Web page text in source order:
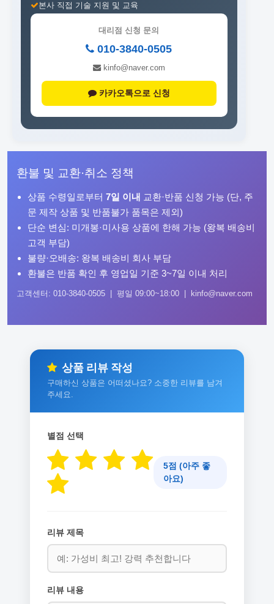
본사 직접 기술 지원 및 교육
대리점 신청 문의
010-3840-0505
kinfo@naver.com
카카오톡으로 신청
환불 및 교환·취소 정책
상품 수령일로부터 7일 이내 교환·반품 신청 가능 (단, 주
문 제작 상품 및 반품불가 품목은 제외)
단순 변심: 미개봉·미사용 상품에 한해 가능 (왕복 배송비
고객 부담)
불량·오배송: 왕복 배송비 회사 부담
환불은 반품 확인 후 영업일 기준 3~7일 이내 처리
고객센터: 010-3840-0505 | 평일 09:00~18:00 | kinfo@naver.com
상품 리뷰 작성
구매하신 상품은 어떠셨나요? 소중한 리뷰를 남겨
주세요.
별점 선택
5점 (아주 좋
아요)
리뷰 제목
리뷰 내용